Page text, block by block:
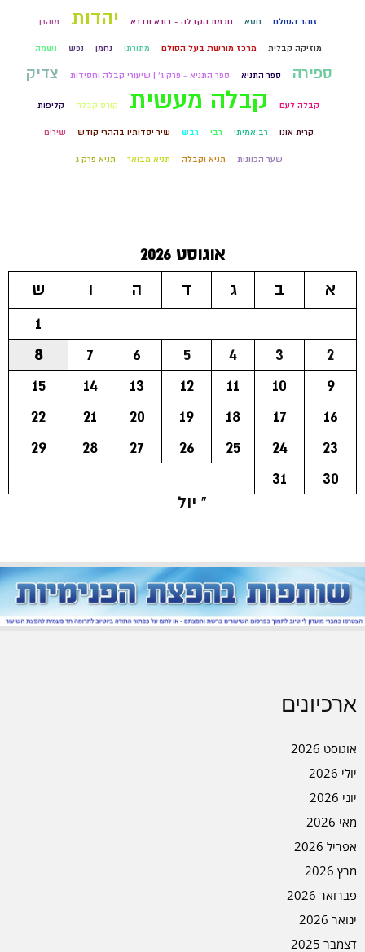
זוהר הסולם חטא חכמת הקבלה - בורא ונברא יהדות מוהרן
מוזיקה קבלית מרכז מורשת בעל הסולם מתורתו נחמן נפש נשמה
ספירה ספר התניא ספר התניא - פרק ג' | שיעורי קבלה וחסידות צדיק
קבלה לעם קבלה מעשית קורס קבלה קליפות
קרית אונו רב אמיתי רבי רבש שיר יסדותיו בההרי קודש שירים
שער הכוונות תניא וקבלה תניא מבואר תניא פרק ג
אוגוסט 2026
א
ב ג ד ה ו
ש
1
2
3
4
5
6
7
8
9
10
11
12
13
14
15
16
17
18
19
20
21
22
23
24
25
26
27
28
29
30
31
« יול
ארכיונים
אוגוסט 2026
יולי 2026
יוני 2026
מאי 2026
אפריל 2026
מרץ 2026
פברואר 2026
ינואר 2026
דצמבר 2025